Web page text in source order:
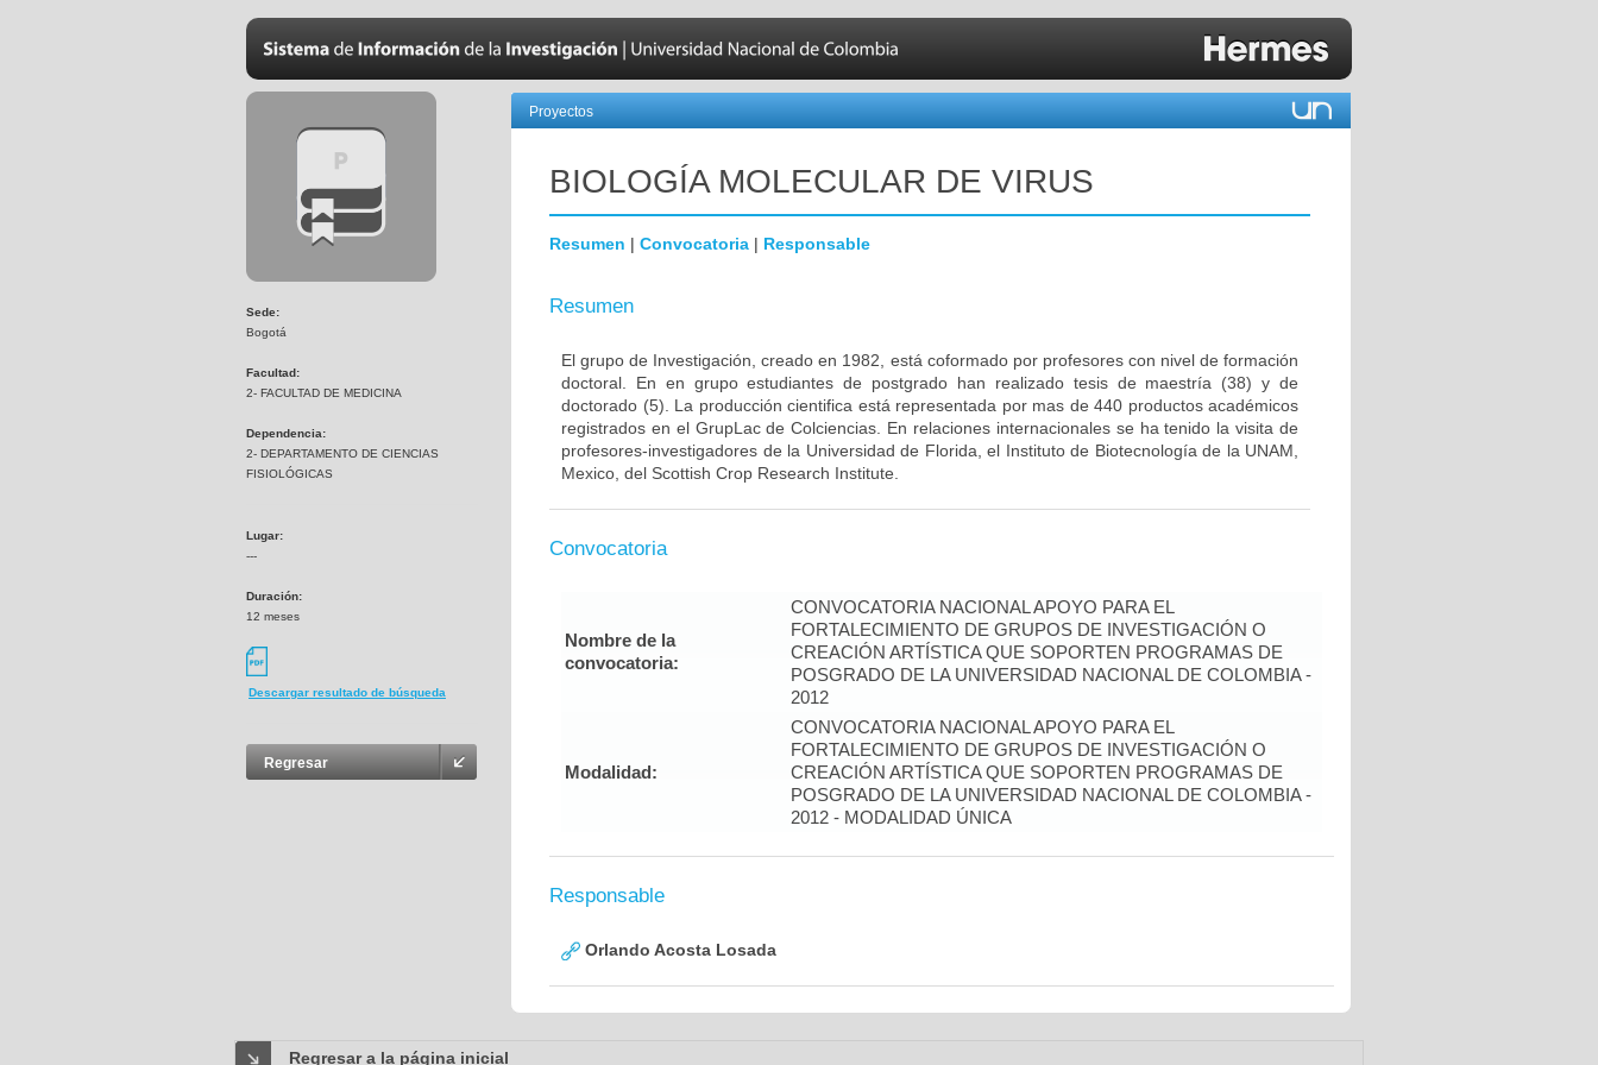
Sede:
Bogotá
Facultad:
2- FACULTAD DE MEDICINA
Dependencia:
2- DEPARTAMENTO DE CIENCIAS
FISIOLÓGICAS
Lugar:
---
Duración:
12 meses
Descargar resultado de búsqueda
Regresar
Proyectos
BIOLOGÍA MOLECULAR DE VIRUS
Resumen | Convocatoria | Responsable
Resumen
El grupo de Investigación, creado en 1982, está coformado por profesores con nivel de formación
doctoral. En en grupo estudiantes de postgrado han realizado tesis de maestría (38) y de
doctorado (5). La producción cientifica está representada por mas de 440 productos académicos
registrados en el GrupLac de Colciencias. En relaciones internacionales se ha tenido la visita de
profesores-investigadores de la Universidad de Florida, el Instituto de Biotecnología de la UNAM,
Mexico, del Scottish Crop Research Institute.
Convocatoria
Nombre de la
convocatoria:
CONVOCATORIA NACIONAL APOYO PARA EL
FORTALECIMIENTO DE GRUPOS DE INVESTIGACIÓN O
CREACIÓN ARTÍSTICA QUE SOPORTEN PROGRAMAS DE
POSGRADO DE LA UNIVERSIDAD NACIONAL DE COLOMBIA -
2012
Modalidad:
CONVOCATORIA NACIONAL APOYO PARA EL
FORTALECIMIENTO DE GRUPOS DE INVESTIGACIÓN O
CREACIÓN ARTÍSTICA QUE SOPORTEN PROGRAMAS DE
POSGRADO DE LA UNIVERSIDAD NACIONAL DE COLOMBIA -
2012 - MODALIDAD ÚNICA
Responsable
Orlando Acosta Losada
Regresar a la página inicial